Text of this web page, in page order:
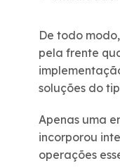
De todo
pela frente
soluções do
Apenas uma
incorporou
operações